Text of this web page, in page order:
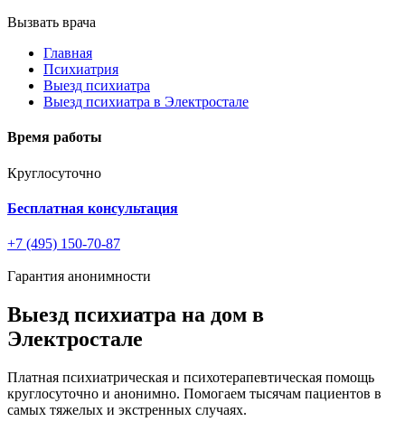
Вызвать врача
Главная
Психиатрия
Выезд психиатра
Выезд психиатра в Электростале
Время работы
Круглосуточно
Бесплатная консультация
+7 (495) 150-70-87
Гарантия анонимности
Выезд психиатра на дом в
Электростале
Платная психиатрическая и психотерапевтическая помощь
круглосуточно и анонимно. Помогаем тысячам пациентов в
самых тяжелых и экстренных случаях.